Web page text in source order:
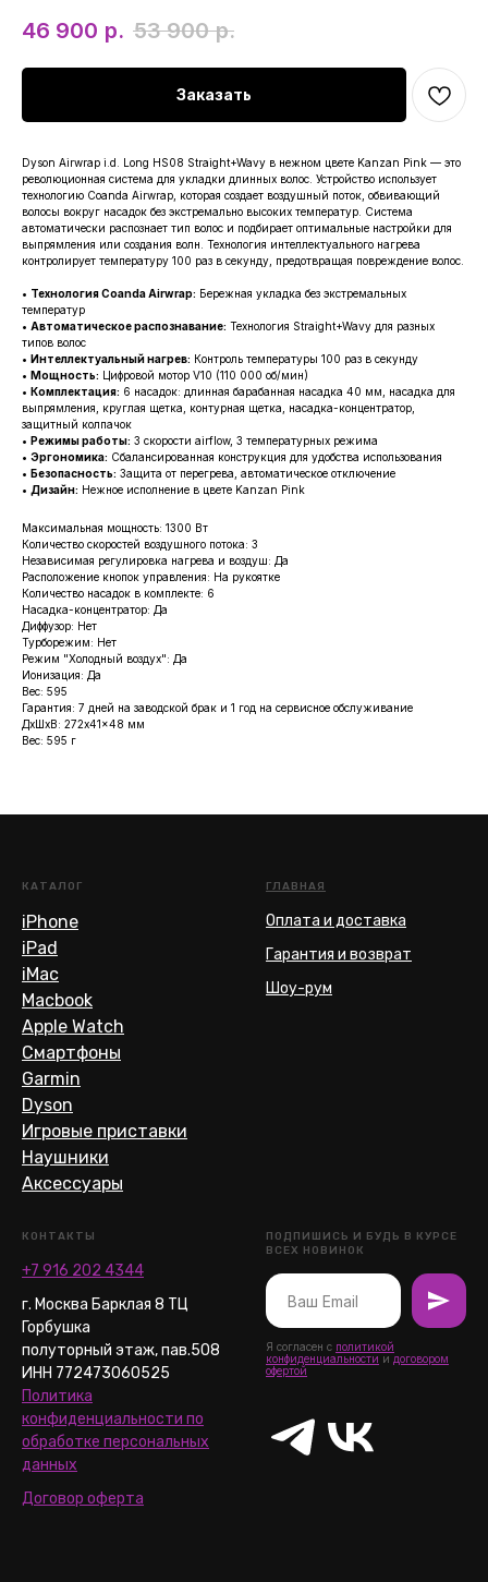
46 900 р. 53 900 р.
Заказать
Dyson Airwrap i.d. Long HS08 Straight+Wavy в нежном цвете Kanzan Pink — это
революционная система для укладки длинных волос. Устройство использует
технологию Coanda Airwrap, которая создает воздушный поток, обвивающий
волосы вокруг насадок без экстремально высоких температур. Система
автоматически распознает тип волос и подбирает оптимальные настройки для
выпрямления или создания волн. Технология интеллектуального нагрева
контролирует температуру 100 раз в секунду, предотвращая повреждение волос.
• Технология Coanda Airwrap: Бережная укладка без экстремальных
температур
• Автоматическое распознавание: Технология Straight+Wavy для разных
типов волос
• Интеллектуальный нагрев: Контроль температуры 100 раз в секунду
• Мощность: Цифровой мотор V10 (110 000 об/мин)
• Комплектация: 6 насадок: длинная барабанная насадка 40 мм, насадка для
выпрямления, круглая щетка, контурная щетка, насадка-концентратор,
защитный колпачок
• Режимы работы: 3 скорости airflow, 3 температурных режима
• Эргономика: Сбалансированная конструкция для удобства использования
• Безопасность: Защита от перегрева, автоматическое отключение
• Дизайн: Нежное исполнение в цвете Kanzan Pink
Максимальная мощность: 1300 Вт
Количество скоростей воздушного потока: 3
Независимая регулировка нагрева и воздуш: Да
Расположение кнопок управления: На рукоятке
Количество насадок в комплекте: 6
Насадка-концентратор: Да
Диффузор: Нет
Турборежим: Нет
Режим "Холодный воздух": Да
Ионизация: Да
Вес: 595
Гарантия: 7 дней на заводской брак и 1 год на сервисное обслуживание
ДxШxВ: 272x41x48 мм
Вес: 595 г
КАТАЛОГ
iPhone
iPad
iMac
Macbook
Apple Watch
Смартфоны
Garmin
Dyson
Игровые приставки
Наушники
Аксессуары
ГЛАВНАЯ
Оплата и доставка
Гарантия и возврат
Шоу-рум
КОНТАКТЫ
+7 916 202 4344
г. Москва Барклая 8 ТЦ
Горбушка
полуторный этаж, пав.508
ИНН 772473060525
Политика
конфиденциальности по
обработке персональных
данных
Договор оферта
ПОДПИШИСЬ И БУДЬ В КУРСЕ
ВСЕХ НОВИНОК
Я согласен с политикой
конфиденциальности и договором
офертой